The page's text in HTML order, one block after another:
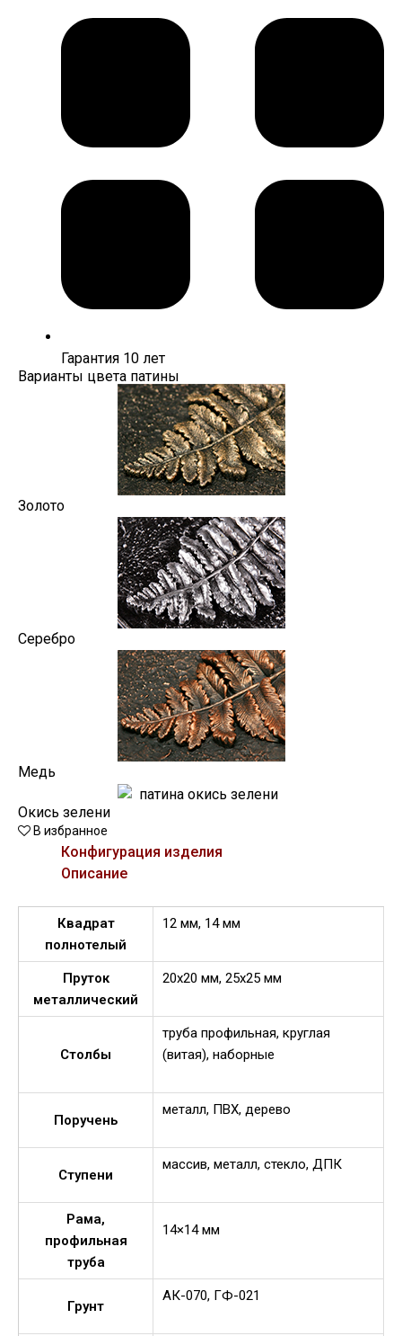
Гарантия 10 лет
Варианты цвета патины
Золото
Серебро
Медь
Окись зелени
В избранное
Конфигурация изделия
Описание
Квадрат
полнотелый
12 мм, 14 мм
Пруток
металлический
20х20 мм, 25х25 мм
Столбы
труба профильная, круглая
(витая), наборные
Поручень
металл, ПВХ, дерево
Ступени
массив, металл, стекло, ДПК
Рама,
профильная
труба
14×14 мм
Грунт
АК-070, ГФ-021